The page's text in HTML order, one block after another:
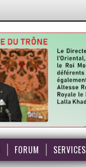
FORUM SERVICES